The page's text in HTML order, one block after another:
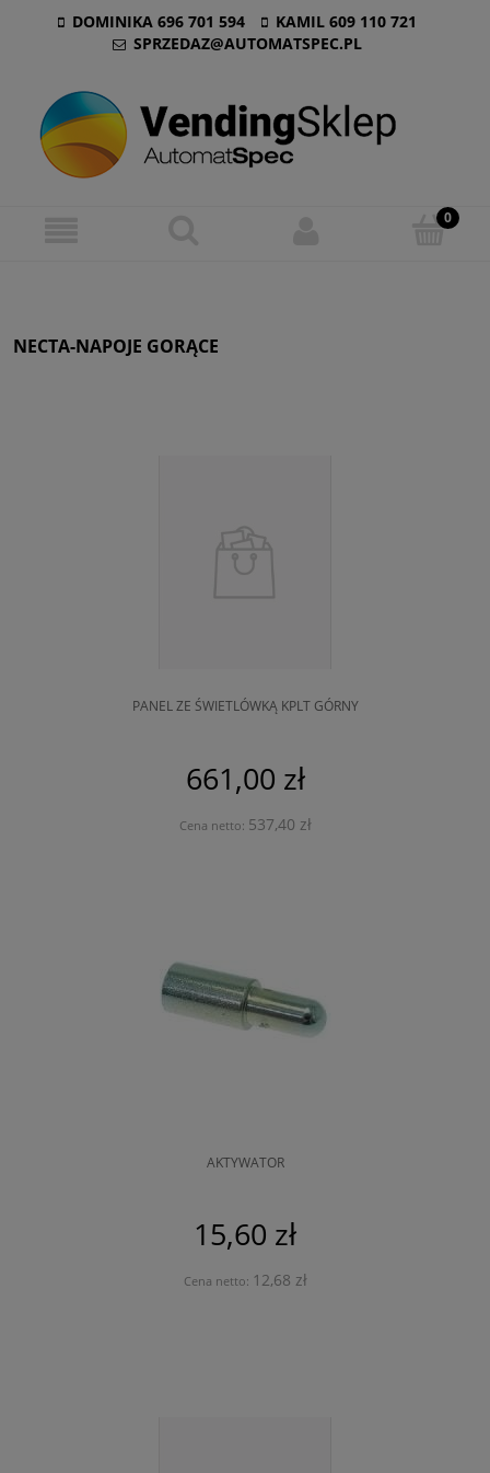
DOMINIKA 696 701 594
KAMIL 609 110 721
SPRZEDAZ@AUTOMATSPEC.PL
NECTA-NAPOJE GORĄCE
PANEL ZE ŚWIETLÓWKĄ KPLT GÓRNY
661,00 zł
Cena netto: 537,40 zł
AKTYWATOR
15,60 zł
Cena netto: 12,68 zł